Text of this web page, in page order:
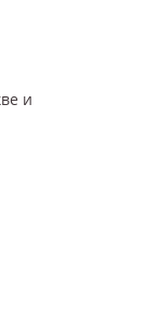
и